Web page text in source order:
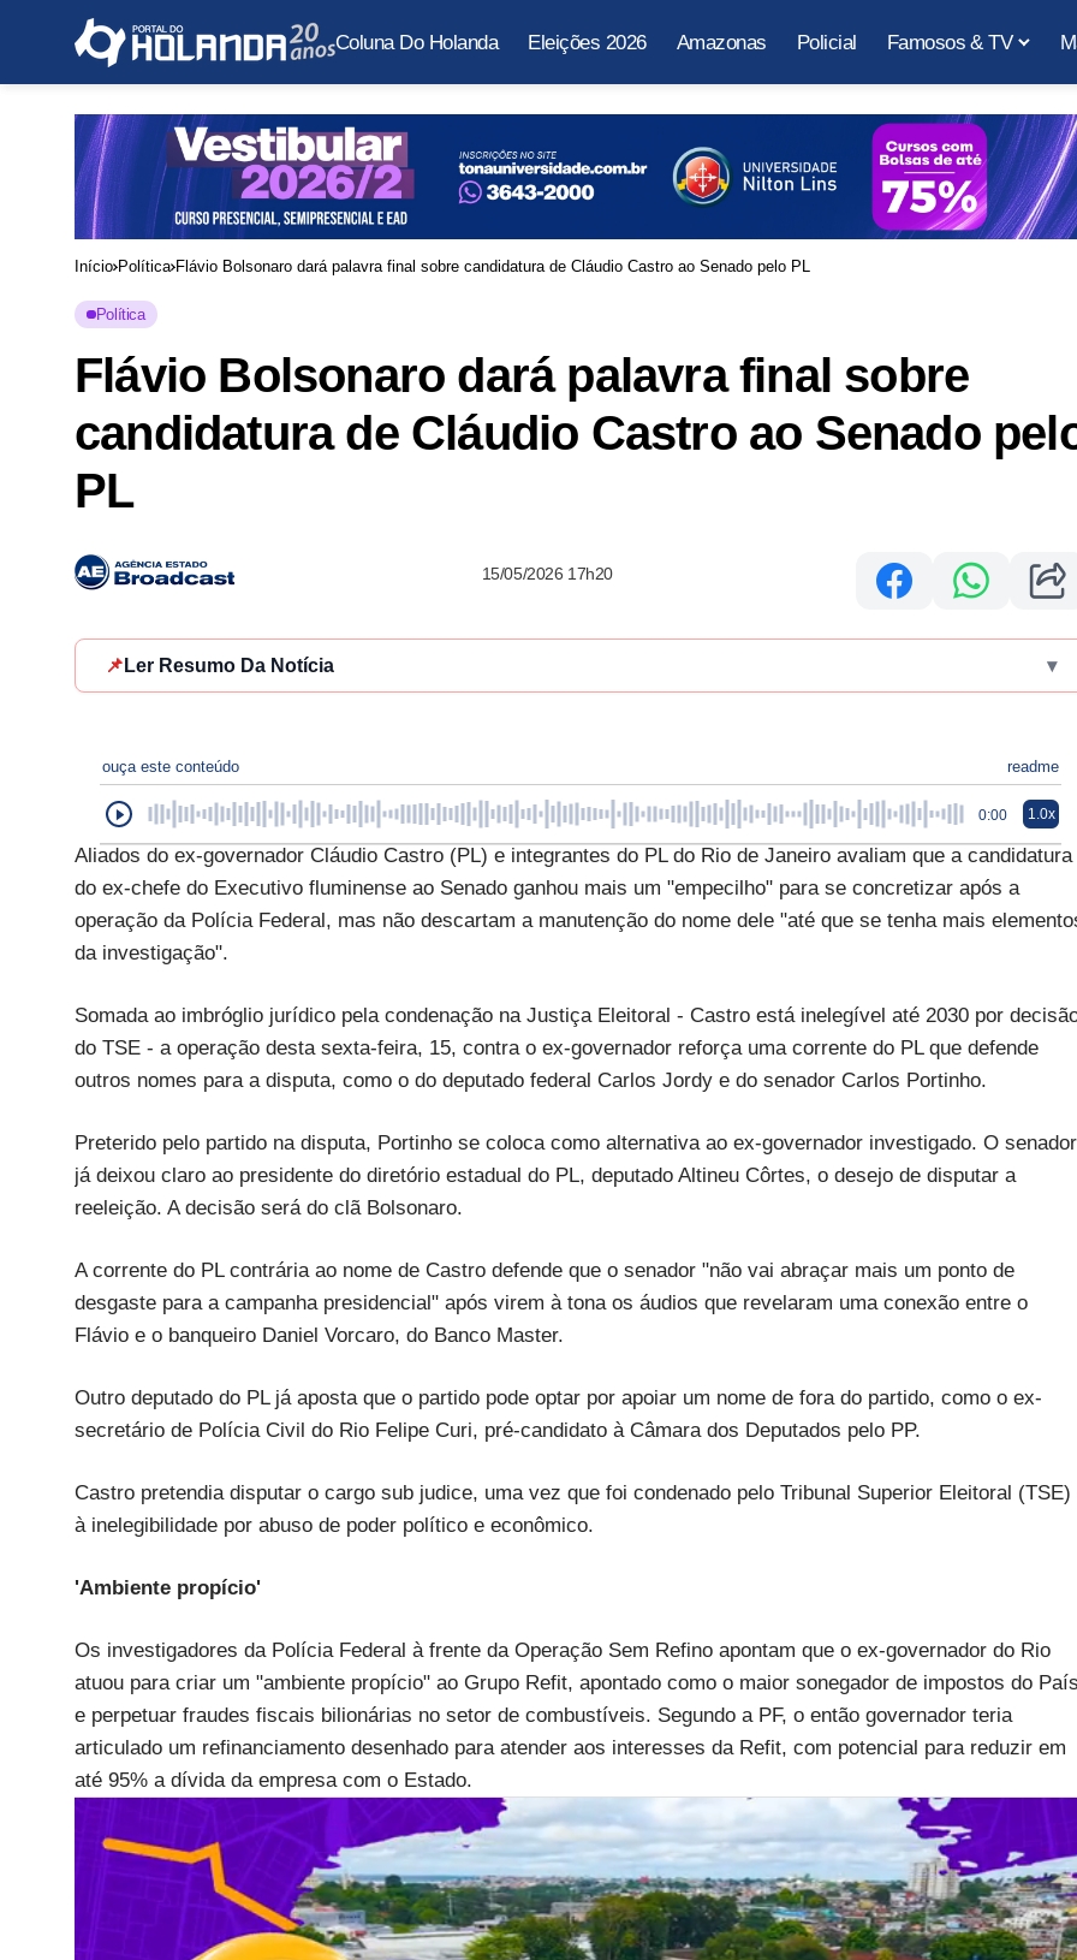
Coluna Do Holanda Eleições 2026 Amazonas Policial Famosos & TV
Início Política Flávio Bolsonaro dará palavra final sobre candidatura de Cláudio Castro ao Senado pelo PL
Política
Flávio Bolsonaro dará palavra final sobre
candidatura de Cláudio Castro ao Senado
PL
15/05/2026 17h20
📌 Ler Resumo Da Notícia ▾
ouça este conteúdo readme
0:00 1.0x
Aliados do ex-governador Cláudio Castro (PL) e integrantes do PL do Rio de Janeiro avaliam que a candidatura
do ex-chefe do Executivo fluminense ao Senado ganhou mais um "empecilho" para se concretizar após a
operação da Polícia Federal, mas não descartam a manutenção do nome dele "até que se tenha mais
da investigação".
Somada ao imbróglio jurídico pela condenação na Justiça Eleitoral - Castro está inelegível até 2030 por
do TSE - a operação desta sexta-feira, 15, contra o ex-governador reforça uma corrente do PL que defende
outros nomes para a disputa, como o do deputado federal Carlos Jordy e do senador Carlos Portinho.
Preterido pelo partido na disputa, Portinho se coloca como alternativa ao ex-governador investigado. O senador
já deixou claro ao presidente do diretório estadual do PL, deputado Altineu Côrtes, o desejo de disputar a
reeleição. A decisão será do clã Bolsonaro.
A corrente do PL contrária ao nome de Castro defende que o senador "não vai abraçar mais um ponto de
desgaste para a campanha presidencial" após virem à tona os áudios que revelaram uma conexão entre o
Flávio e o banqueiro Daniel Vorcaro, do Banco Master.
Outro deputado do PL já aposta que o partido pode optar por apoiar um nome de fora do partido, como o ex-
secretário de Polícia Civil do Rio Felipe Curi, pré-candidato à Câmara dos Deputados pelo PP.
Castro pretendia disputar o cargo sub judice, uma vez que foi condenado pelo Tribunal Superior Eleitoral (TSE)
à inelegibilidade por abuso de poder político e econômico.
'Ambiente propício'
Os investigadores da Polícia Federal à frente da Operação Sem Refino apontam que o ex-governador do Rio
atuou para criar um "ambiente propício" ao Grupo Refit, apontado como o maior sonegador de impostos do
e perpetuar fraudes fiscais bilionárias no setor de combustíveis. Segundo a PF, o então governador teria
articulado um refinanciamento desenhado para atender aos interesses da Refit, com potencial para reduzir em
até 95% a dívida da empresa com o Estado.